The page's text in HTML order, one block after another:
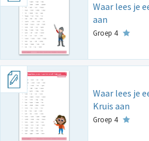
Waar lees je
aan
Groep 4
Waar lees je
Kruis aan
Groep 4